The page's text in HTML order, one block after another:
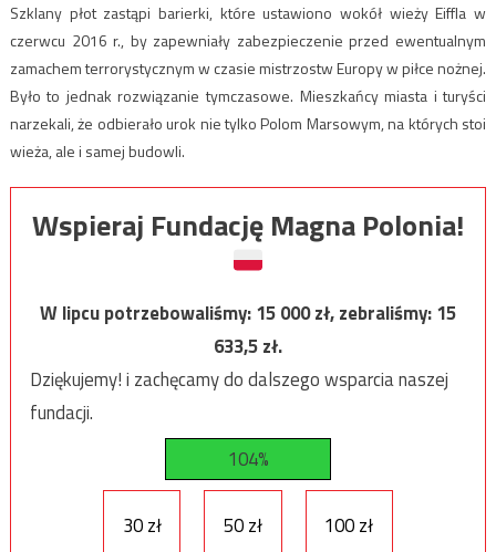
Szklany płot zastąpi barierki, które ustawiono wokół wieży Eiffla w
czerwcu 2016 r., by zapewniały zabezpieczenie przed ewentualnym
zamachem terrorystycznym w czasie mistrzostw Europy w piłce nożnej.
Było to jednak rozwiązanie tymczasowe. Mieszkańcy miasta i turyści
narzekali, że odbierało urok nie tylko Polom Marsowym, na których stoi
wieża, ale i samej budowli.
Wspieraj Fundację Magna Polonia!
W lipcu potrzebowaliśmy:15 000zł, zebraliśmy:15
633,5zł.
Dziękujemy! i zachęcamy do dalszego wsparcia naszej
fundacji.
104%
30 zł 50 zł 100 zł